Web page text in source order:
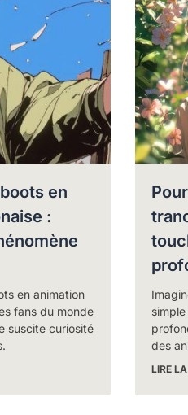
en
:
en animation
fans du monde
suscite curiosité
des
LIRE